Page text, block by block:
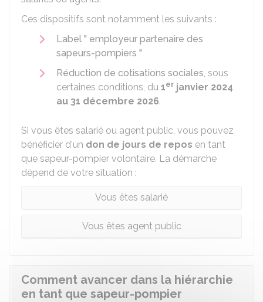
Ces dispositifs sont notamment les suivants :
Label " employeur partenaire des
sapeurs-pompiers "
Réduction de cotisations sociales, sous
certaines conditions, du 1er janvier 2024
au 31 décembre 2026.
Si vous êtes salarié ou agent public, vous pouvez
bénéficier d'un don de jours de repos en tant
que sapeur-pompier volontaire. La démarche
dépend de votre situation :
Vous êtes salarié
Vous êtes agent public
Comment avancer dans la hiérarchie
en tant que sapeur-pompier